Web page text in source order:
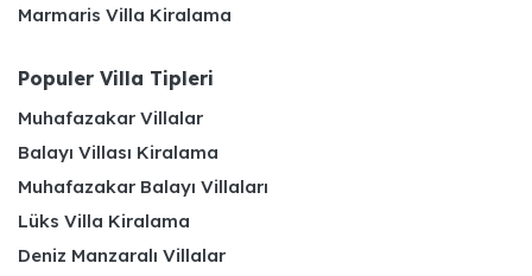
Marmaris Villa Kiralama
Populer Villa Tipleri
Muhafazakar Villalar
Balayı Villası Kiralama
Muhafazakar Balayı Villaları
Lüks Villa Kiralama
Deniz Manzaralı Villalar